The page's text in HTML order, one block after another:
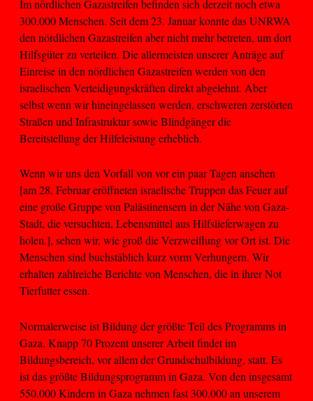
Im nördlichen Gazastreifen befinden sich derzeit noch etwa
300.000 Menschen. Seit dem 23. Januar konnte das UNRWA
den nördlichen Gazastreifen aber nicht mehr betreten, um dort
Hilfsgüter zu verteilen. Die allermeisten unserer Anträge auf
Einreise in den nördlichen Gazastreifen werden von den
israelischen Verteidigungskräften direkt abgelehnt. Aber
selbst wenn wir hineingelassen werden, erschweren zerstörten
Straßen und Infrastruktur sowie Blindgänger die
Bereitstellung der Hilfeleistung erheblich.
Wenn wir uns den Vorfall von vor ein paar Tagen ansehen
[am 28. Februar eröffneten israelische Truppen das Feuer auf
eine große Gruppe von Palästinensern in der Nähe von Gaza-
Stadt, die versuchten, Lebensmittel aus Hilfslieferwagen zu
holen.], sehen wir, wie groß die Verzweiflung vor Ort ist. Die
Menschen sind buchstäblich kurz vorm Verhungern. Wir
erhalten zahlreiche Berichte von Menschen, die in ihrer Not
Tierfutter essen.
Normalerweise ist Bildung der größte Teil des Programms in
Gaza. Knapp 70 Prozent unserer Arbeit findet im
Bildungsbereich, vor allem der Grundschulbildung, statt. Es
ist das größte Bildungsprogramm in Gaza. Von den insgesamt
550.000 Kindern in Gaza nehmen fast 300.000 an unserem